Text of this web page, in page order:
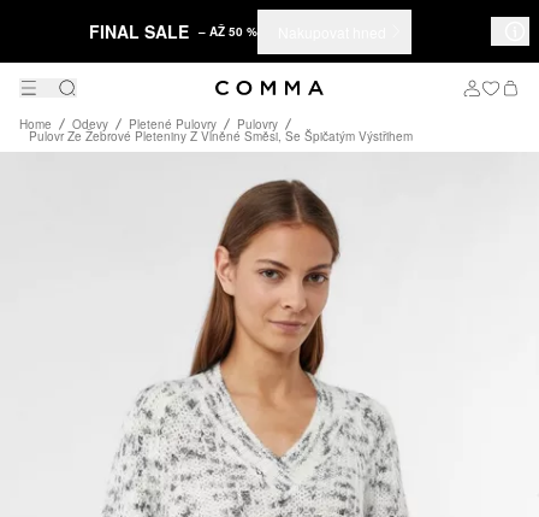
FINAL SALE – AŽ 50 %
Home Odevy Pletené Pulovry Pulovry
Pulovr Ze Žebrové Pleteniny Z Vlněné Směsi, Se Špičatým Výstřihem